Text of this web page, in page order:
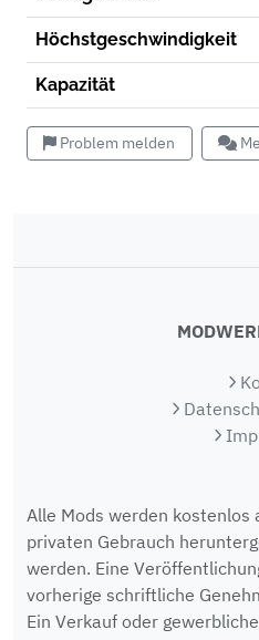
Höchstgeschwindigkeit
Kapazität
Problem melden
Alle Mods werden kostenlos
privaten Gebrauch
werden. Eine
vorherige schriftliche
Ein Verkauf oder